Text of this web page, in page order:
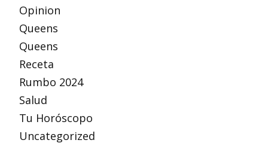
Opinion
Queens
Queens
Receta
Rumbo 2024
Salud
Tu Horóscopo
Uncategorized